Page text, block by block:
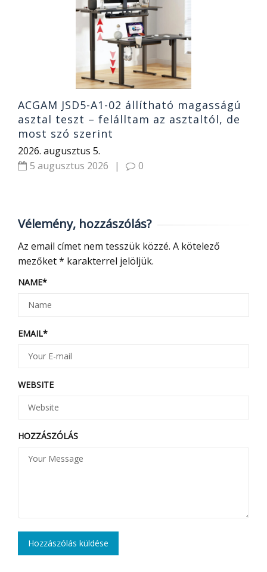
ACGAM JSD5-A1-02 állítható magasságú
asztal teszt – felálltam az asztaltól, de
most szó szerint
2026. augusztus 5.
5 augusztus 2026
| 0
Vélemény, hozzászólás?
Az email címet nem tesszük közzé. A kötelező
mezőket* karakterrel jelöljük.
NAME*
EMAIL*
WEBSITE
HOZZÁSZÓLÁS